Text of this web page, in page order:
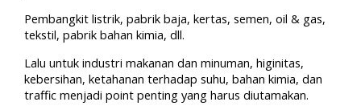
Pembangkit listrik, pabrik baja, kertas, semen, oil & gas,
tekstil, pabrik bahan kimia, dll.
Lalu untuk industri makanan dan minuman, higinitas,
kebersihan, ketahanan terhadap suhu, bahan kimia, dan
traffic menjadi point penting yang harus diutamakan.